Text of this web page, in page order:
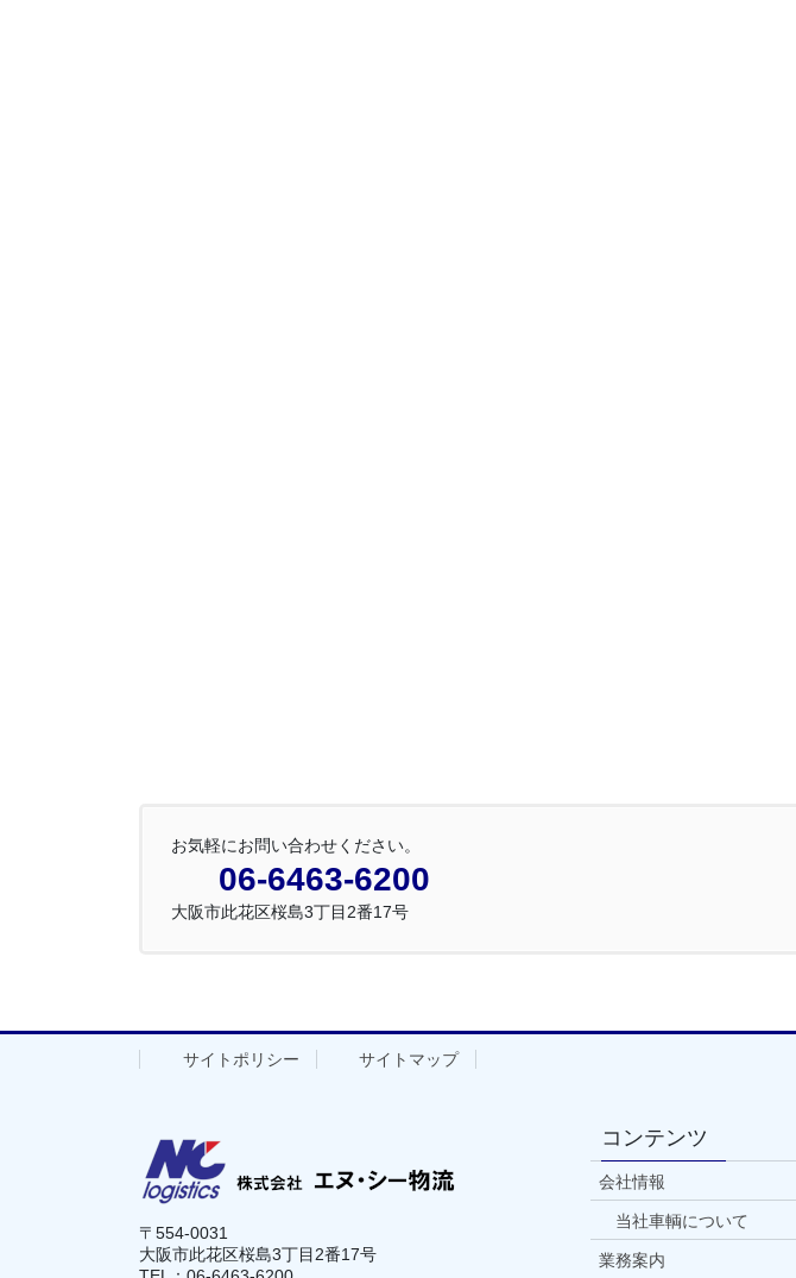
お気軽にお問い合わせください。
06-6463-6200
大阪市此花区桜島3丁目2番17号
サイトポリシー サイトマップ
〒554-0031
大阪市此花区桜島3丁目2番17号
コンテンツ
会社情報
当社車輌について
業務案内